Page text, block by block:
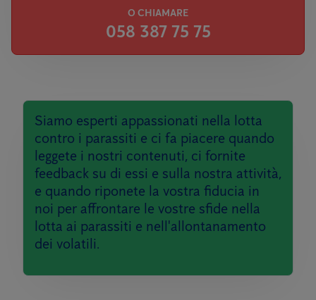
O CHIAMARE
058 387 75 75
Siamo esperti appassionati nella lotta
contro i parassiti e ci fa piacere quando
leggete i nostri contenuti, ci fornite
feedback su di essi e sulla nostra attività,
e quando riponete la vostra fiducia in
noi per affrontare le vostre sfide nella
lotta ai parassiti e nell'allontanamento
dei volatili.